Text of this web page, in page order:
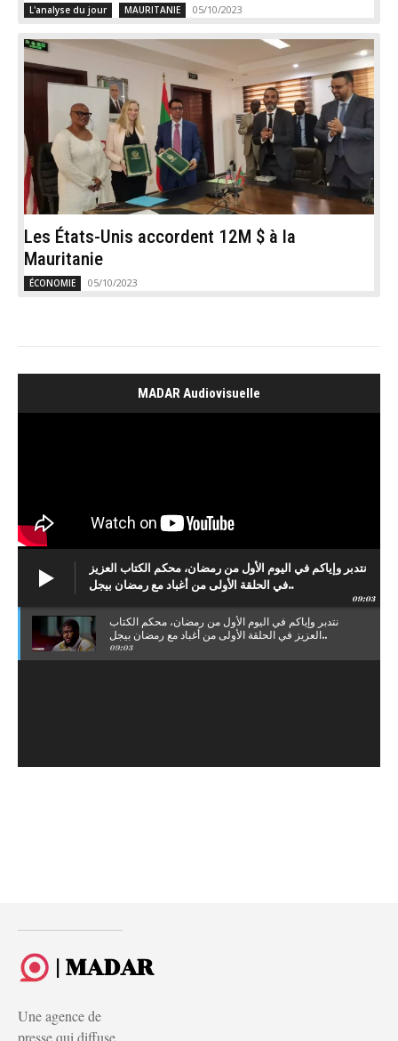
L'analyse du jour MAURITANIE 05/10/2023
Les États-Unis accordent 12M $ à la
Mauritanie
ÉCONOMIE 05/10/2023
MADAR Audiovisuelle
نتدبر وإياكم في اليوم الأول من رمضان، محكم الكتاب العزيز
في الحلقة الأولى من أغباد مع رمضان بيجل..
09:03
نتدبر وإياكم في اليوم الأول من رمضان، محكم الكتاب
العزيز في الحلقة الأولى من أغباد مع رمضان بيجل..
09:03
| MADAR
Une agence de
presse qui diffuse